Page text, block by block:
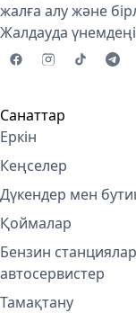
жалға алу және
Жалдауда
Санаттар
Еркін
Кеңселер
Дүкендер мен
Қоймалар
Бензин
автосервистер
Тамақтану